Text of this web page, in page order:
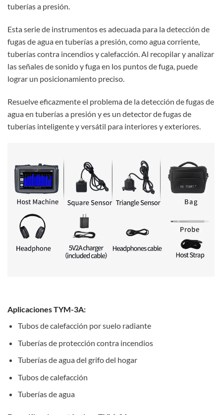
tuberías a presión.
Esta serie de instrumentos es adecuada para la detección de
fugas de agua en tuberías a presión, como agua corriente,
tuberías contra incendios y calefacción. Al recopilar y analizar
las señales de sonido y fuga en los puntos de fuga, puede
lograr un posicionamiento preciso.
Resuelve eficazmente el problema de la detección de fugas de
agua en tuberías a presión y es un detector de fugas de
tuberías inteligente y versátil para interiores y exteriores.
Aplicaciones TYM-3A:
Tubos de calefacción por suelo radiante
Tuberías de protección contra incendios
Tuberías de agua del grifo del hogar
Tubos de calefacción
Tuberías de agua